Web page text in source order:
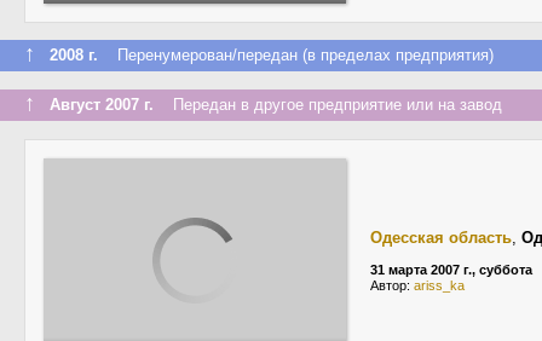
↑ 2008 г. Перенумерован/передан (в пределах предприятия)
↑ Август 2007 г. Передан в другое предприятие или на завод
Одесская область,
31 марта 2007 г., суббота
Автор: ariss_ka